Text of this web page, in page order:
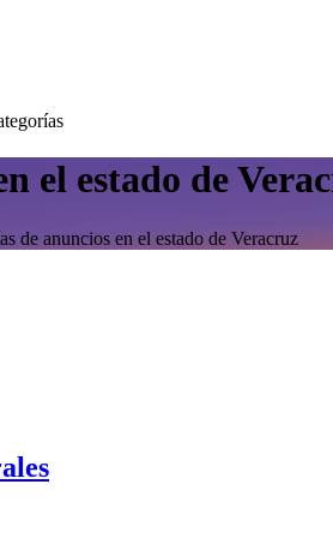
el estado de
de anuncios en el estado de Veracruz